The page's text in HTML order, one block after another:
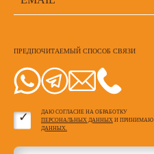
ПРЕДПОЧИТАЕМЫЙ СПОСОБ СВЯЗИ
ДАЮ СОГЛАСИЕ НА ОБРАБОТКУ
ПЕРСОНАЛЬНЫХ ДАННЫХ И ПРИНИМАЮ
ДАННЫХ.